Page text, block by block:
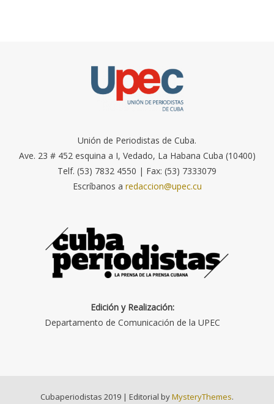
Unión de Periodistas de Cuba.
Ave. 23 # 452 esquina a I, Vedado, La Habana Cuba (10400)
Telf. (53) 7832 4550 | Fax: (53) 7333079
Escríbanos a redaccion@upec.cu
Edición y Realización:
Departamento de Comunicación de la UPEC
Cubaperiodistas 2019 | Editorial byMysteryThemes.